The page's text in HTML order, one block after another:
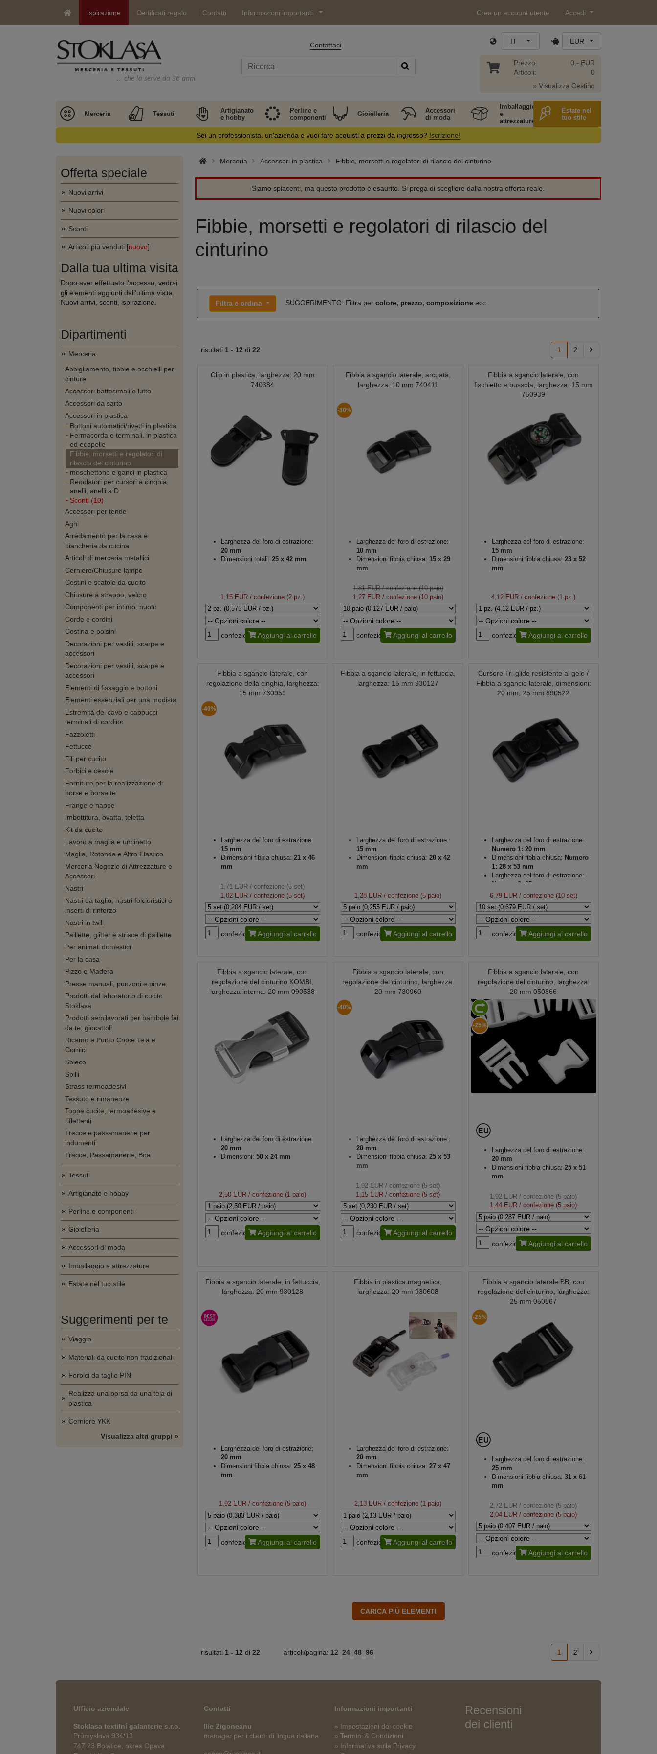
Ispirazione Certificati regalo Contatti Informazioni importanti: Crea un account utente Accedi
… che la serve da 36 anni
Contattaci IT EUR
Prezzo:
Articoli:
0,- EUR
0
» Visualizza Cestino
Merceria Tessuti
Artigianato
e hobby
Perline e
componenti
Gioielleria
Accessori
di moda
Imballaggio
e
attrezzature
Estate nel
tuo stile
Sei un professionista, un'azienda e vuoi fare acquisti a prezzi da ingrosso? Iscrizione!
Offerta speciale
Nuovi arrivi
Nuovi colori
Sconti
Articoli più venduti [nuovo]
Dalla tua ultima visita
Dopo aver effettuato l'accesso, vedrai
gli elementi aggiunti dall'ultima visita.
Nuovi arrivi, sconti, ispirazione.
Dipartimenti
Merceria
Abbigliamento, fibbie e occhielli per
cinture
Accessori battesimali e lutto
Accessori da sarto
Accessori in plastica
Bottoni automatici/rivetti in plastica
Fermacorda e terminali, in plastica
ed ecopelle
Fibbie, morsetti e regolatori di
rilascio del cinturino
moschettone e ganci in plastica
Regolatori per cursori a cinghia,
anelli, anelli a D
Sconti (10)
Accessori per tende
Aghi
Arredamento per la casa e
biancheria da cucina
Articoli di merceria metallici
Cerniere/Chiusure lampo
Cestini e scatole da cucito
Chiusure a strappo, velcro
Componenti per intimo, nuoto
Corde e cordini
Costina e polsini
Decorazioni per vestiti, scarpe e
accessori
Decorazioni per vestiti, scarpe e
accessori
Elementi di fissaggio e bottoni
Elementi essenziali per una modista
Estremità del cavo e cappucci
terminali di cordino
Fazzoletti
Fettucce
Fili per cucito
Forbici e cesoie
Forniture per la realizzazione di
borse e borsette
Frange e nappe
Imbottitura, ovatta, teletta
Kit da cucito
Lavoro a maglia e uncinetto
Maglia, Rotonda e Altro Elastico
Merceria Negozio di Attrezzature e
Accessori
Nastri
Nastri da taglio, nastri folcloristici e
inserti di rinforzo
Nastri in twill
Paillette, glitter e strisce di paillette
Per animali domestici
Per la casa
Pizzo e Madera
Presse manuali, punzoni e pinze
Prodotti dal laboratorio di cucito
Stoklasa
Prodotti semilavorati per bambole fai
da te, giocattoli
Ricamo e Punto Croce Tela e
Cornici
Sbieco
Spilli
Strass termoadesivi
Tessuto e rimanenze
Toppe cucite, termoadesive e
riflettenti
Trecce e passamanerie per
indumenti
Trecce, Passamanerie, Boa
Tessuti
Artigianato e hobby
Perline e componenti
Gioielleria
Accessori di moda
Imballaggio e attrezzature
Estate nel tuo stile
Suggerimenti per te
Viaggio
Materiali da cucito non tradizionali
Forbici da taglio PIN
Realizza una borsa da una tela di
plastica
Cerniere YKK
Visualizza altri gruppi »
Merceria Accessori in plastica Fibbie, morsetti e regolatori di rilascio del cinturino
Siamo spiacenti, ma questo prodotto è esaurito. Si prega di scegliere dalla nostra offerta reale.
Fibbie, morsetti e regolatori di rilascio del
cinturino
Filtra e ordina SUGGERIMENTO: Filtra per colore, prezzo, composizioneecc.
risultati 1 - 12 di 22 1 2
Clip in plastica, larghezza: 20 mm
740384
Larghezza del foro di estrazione:
20 mm
Dimensioni totali: 25 x 42 mm
1,15 EUR / confezione (2 pz.)
confezione Aggiungi al carrello
Fibbia a sgancio laterale, arcuata,
larghezza: 10 mm 740411
-30%
Larghezza del foro di estrazione:
10 mm
Dimensioni fibbia chiusa: 15 x 29
mm
1,81 EUR/ confezione (10 paio)
1,27 EUR/ confezione (10 paio)
confezione Aggiungi al carrello
Fibbia a sgancio laterale, con
fischietto e bussola, larghezza: 15 mm
750939
Larghezza del foro di estrazione:
15 mm
Dimensioni fibbia chiusa: 23 x 52
mm
4,12 EUR / confezione (1 pz.)
confezione Aggiungi al carrello
Fibbia a sgancio laterale, con
regolazione della cinghia, larghezza:
15 mm 730959
-40%
Larghezza del foro di estrazione:
15 mm
Dimensioni fibbia chiusa: 21 x 46
mm
1,71 EUR/ confezione (5 set)
1,02 EUR / confezione (5 set)
confezione Aggiungi al carrello
Fibbia a sgancio laterale, in fettuccia,
larghezza: 15 mm 930127
Larghezza del foro di estrazione:
15 mm
Dimensioni fibbia chiusa: 20 x 42
mm
1,28 EUR / confezione (5 paio)
confezione Aggiungi al carrello
Cursore Tri-glide resistente al gelo /
Fibbia a sgancio laterale, dimensioni:
20 mm, 25 mm 890522
Larghezza del foro di estrazione:
Numero 1: 20 mm
Dimensioni fibbia chiusa: Numero
1: 28 x 53 mm
Larghezza del foro di estrazione:
Numero 2: 25 mm
Dimensioni fibbia chiusa:Numero
2: 35 x 65 mm
6,79 EUR/ confezione (10 set)
confezione Aggiungi al carrello
Fibbia a sgancio laterale, con
regolazione del cinturino KOMBI,
larghezza interna: 20 mm 090538
Larghezza del foro di estrazione:
20 mm
Dimensioni: 50 x 24 mm
2,50 EUR / confezione (1 paio)
confezione Aggiungi al carrello
Fibbia a sgancio laterale, con
regolazione del cinturino, larghezza:
20 mm 730960
-40%
Larghezza del foro di estrazione:
20 mm
Dimensioni fibbia chiusa: 25 x 53
mm
1,92 EUR/ confezione (5 set)
1,15 EUR / confezione (5 set)
confezione Aggiungi al carrello
Fibbia a sgancio laterale, con
regolazione del cinturino, larghezza:
20 mm 050866
-25%
Larghezza del foro di estrazione:
20 mm
Dimensioni fibbia chiusa: 25 x 51
mm
1,92 EUR/ confezione (5 paio)
1,44 EUR / confezione (5 paio)
confezione Aggiungi al carrello
Fibbia a sgancio laterale, in fettuccia,
larghezza: 20 mm 930128
Larghezza del foro di estrazione:
20 mm
Dimensioni fibbia chiusa: 25 x 48
mm
1,92 EUR / confezione (5 paio)
confezione Aggiungi al carrello
Fibbia in plastica magnetica,
larghezza: 20 mm 930608
Larghezza del foro di estrazione:
20 mm
Dimensioni fibbia chiusa: 27 x 47
mm
2,13 EUR / confezione (1 paio)
confezione Aggiungi al carrello
Fibbia a sgancio laterale BB, con
regolazione del cinturino, larghezza:
25 mm 050867
-25%
Larghezza del foro di estrazione:
25 mm
Dimensioni fibbia chiusa: 31 x 61
mm
2,72 EUR/ confezione (5 paio)
2,04 EUR / confezione (5 paio)
confezione Aggiungi al carrello
risultati 1 - 12 di 22 articoli/pagina: 12 24 48 96 1 2
Ufficio aziendale
Stoklasa textilní galanterie s.r.o.
Průmyslová 934/13
747 23 Bolatice, okres Opava
Contatti
Ilie Zigoneanu
manager per i clienti di lingua italiana
Informazioni importanti
» Impostazioni dei cookie
» Termini & Condizioni
» Informativa sulla Privacy
Recensioni
dei clienti